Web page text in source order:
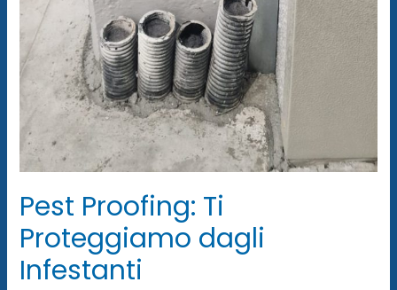
Pest Proofing: Ti
Proteggiamo dagli
Infestanti